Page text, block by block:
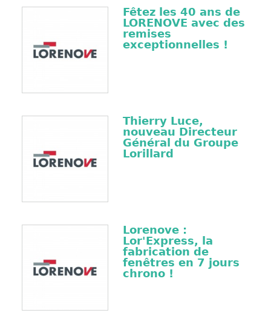
Fêtez les 40 ans de
LORENOVE avec des
remises
exceptionnelles !
Thierry Luce,
nouveau Directeur
Général du Groupe
Lorillard
Lorenove :
Lor'Express, la
fabrication de
fenêtres en 7 jours
chrono !